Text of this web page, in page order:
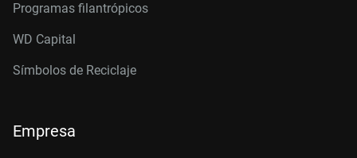
Programas filantrópicos
WD Capital
Símbolos de Reciclaje
Empresa